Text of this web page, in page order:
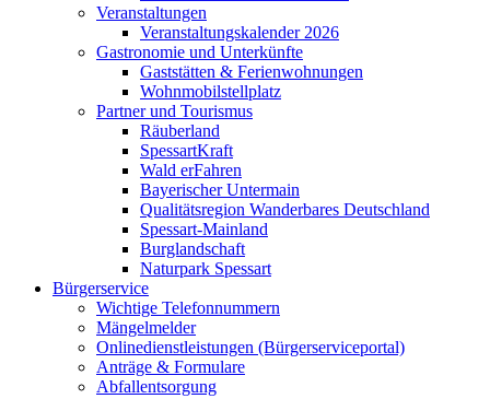
Veranstaltungen
Veranstaltungskalender 2026
Gastronomie und Unterkünfte
Gaststätten & Ferienwohnungen
Wohnmobilstellplatz
Partner und Tourismus
Räuberland
SpessartKraft
Wald erFahren
Bayerischer Untermain
Qualitätsregion Wanderbares Deutschland
Spessart-Mainland
Burglandschaft
Naturpark Spessart
Bürgerservice
Wichtige Telefonnummern
Mängelmelder
Onlinedienstleistungen (Bürgerserviceportal)
Anträge & Formulare
Abfallentsorgung